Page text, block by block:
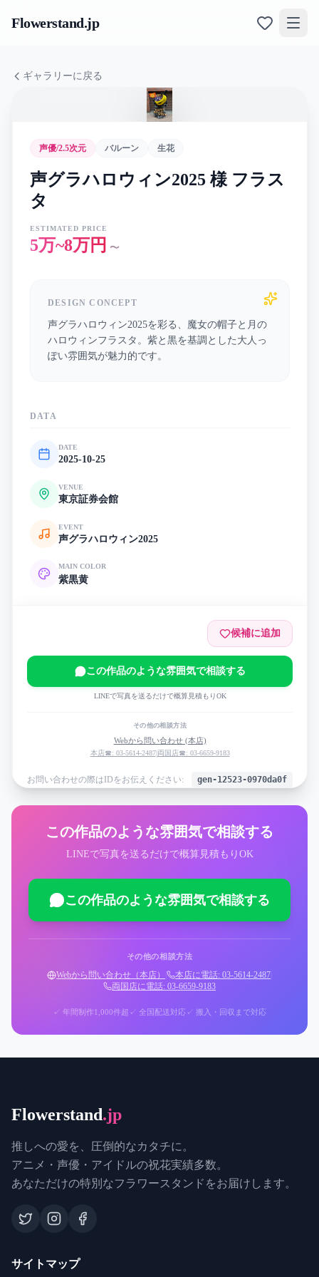
Flowerstand.jp
ギャラリーに戻る
声優/2.5次元 バルーン 生花
声グラハロウィン2025 様 フラス
タ
ESTIMATED PRICE
5万~8万円 〜
DESIGN CONCEPT
声グラハロウィン2025を彩る、魔女の帽子と月の
ハロウィンフラスタ。紫と黒を基調とした大人っ
ぽい雰囲気が魅力的です。
DATA
DATE
2025-10-25
VENUE
東京証券会館
EVENT
声グラハロウィン2025
MAIN COLOR
紫黒黄
候補に追加
この作品のような雰囲気で相談する
LINEで写真を送るだけで概算見積もりOK
その他の相談方法
Webから問い合わせ (本店)
本店☎: 03-5614-2487|両国店☎: 03-6659-9183
お問い合わせの際はIDをお伝えください: gen-12523-0970da0f
この作品のような雰囲気で相談する
LINEで写真を送るだけで概算見積もりOK
この作品のような雰囲気で相談する
その他の相談方法
Webから問い合わせ（本店） 本店に電話: 03-5614-2487
両国店に電話: 03-6659-9183
✓ 年間制作1,000件超 ✓ 全国配送対応 ✓ 搬入・回収まで対応
Flowerstand.jp
推しへの愛を、圧倒的なカタチに。
アニメ・声優・アイドルの祝花実績多数。
あなただけの特別なフラワースタンドをお届けします。
サイトマップ